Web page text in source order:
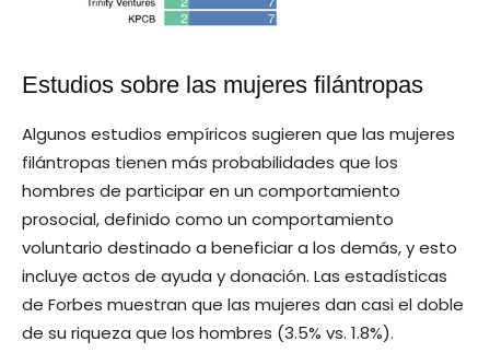
Estudios sobre las mujeres filántropas
Algunos estudios empíricos sugieren que las mujeres
filántropas tienen más probabilidades que los
hombres de participar en un comportamiento
prosocial, definido como un comportamiento
voluntario destinado a beneficiar a los demás, y esto
incluye actos de ayuda y donación. Las estadísticas
de Forbes muestran que las mujeres dan casi el doble
de su riqueza que los hombres (3.5% vs. 1.8%).